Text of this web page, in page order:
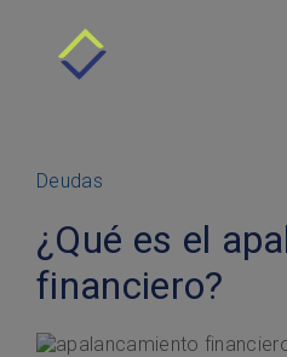
Menú Principal
Cómo funciona
Historias de Éxito
Preguntas Frecuentes
Sitemap
Todo sobre Resuelve
Deudas
Economía
Finanzas personales
Productos financieros
Contacto
Habla con nosotros
Sucursales
Deudas
¿Qué es el
financiero?